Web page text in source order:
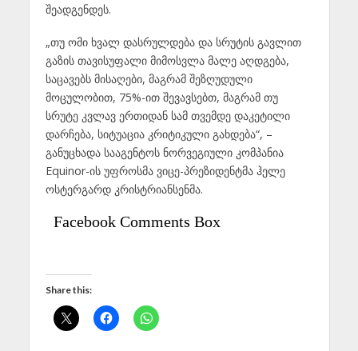
შეადგენდეს.
„თუ ომი ხვალ დასრულდება და სრუტის გავლით
გაზის თავისუფალი მიმოსვლა მალე აღდგება,
საცავებს მისაღები, მაგრამ შეზღუდული
მოცულობით, 75%-ით შევავსებთ, მაგრამ თუ
სრუტე კვლავ ერთიდან სამ თვემდე დაკეტილი
დარჩება, სიტუაცია კრიტიკული გახდება“, –
განუცხადა სააგენტოს ნორვეგიული კომპანია
Equinor-ის უფროსმა ვიცე-პრეზიდენტმა ჰელე
ოსტერგარდ კრისტრიანსენმა.
Facebook Comments Box
Share this: